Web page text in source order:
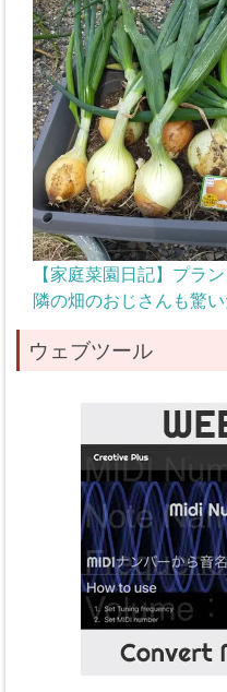
【家庭菜園日記】プラ
隣の畑のおじさんも驚
ウェブツール